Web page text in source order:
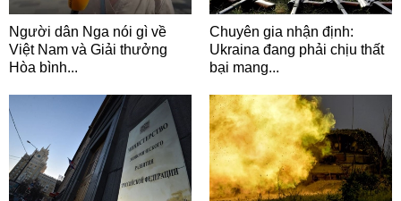
Người dân Nga nói gì về
Việt Nam và Giải thưởng
Hòa bình...
Chuyên gia nhận định:
Ukraina đang phải chịu thất
bại mang...